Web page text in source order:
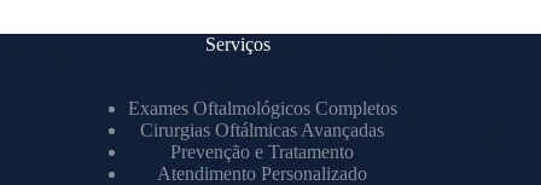
Serviços
Exames Oftalmológicos Completos
Cirurgias Oftálmicas Avançadas
Prevenção e Tratamento
Atendimento Personalizado